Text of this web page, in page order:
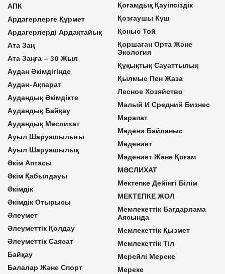
АПК
Ардагерлерге Құрмет
Ардагерлерді Ардақтайық
Ата Заң
Ата Заңға – 30 Жыл
Аудан Әкімдігінде
Аудан-Ақпарат
Аудандық Әкімдікте
Аудандық Байқау
Аудандық Мәслихат
Ауыл Шаруашылығы
Ауыл Шаруашылық
Әкім Аптасы
Әкім Қабылдауы
Әкімдік
Әкімдік Отырысы
Әлеумет
Әлеуметтік Қолдау
Әлеуметтік Саясат
Байқау
Балалар Және Спорт
Қоғамдық Қауіпсіздік
Қозғаушы Күш
Қоныс Той
Қоршаған Орта Және
Экология
Құқықтық Сауаттылық
Қылмыс Пен Жаза
Лесное Хозяйство
Малый И Средний Бизнес
Марапат
Мәдени Байланыс
Мәдениет
Мәдениет Және Қоғам
МӘСЛИХАТ
Мектепке Дейінгі Білім
МЕКТЕПКЕ ЖОЛ
Мемлекеттік Бағдарлама
Аясында
Мемлекеттік Қызмет
Мемлекеттік Тіл
Мерейлі Мереке
Мереке